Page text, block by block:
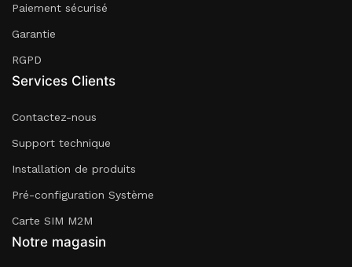
Paiement sécurisé
Garantie
RGPD
Services Clients
Contactez-nous
Support technique
Installation de produits
Pré-configuration Système
Carte SIM M2M
Notre magasin